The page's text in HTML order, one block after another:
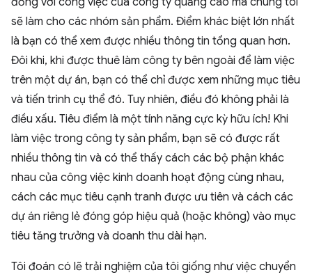
sẽ làm cho các nhóm sản phẩm. Điểm khác biệt lớn nhất
là bạn có thể xem được nhiều thông tin tổng quan hơn.
Đôi khi, khi được thuê làm công ty bên ngoài để làm việc
trên một dự án, bạn có thể chỉ được xem những mục tiêu
và tiến trình cụ thể đó. Tuy nhiên, điều đó không phải là
điều xấu. Tiêu điểm là một tính năng cực kỳ hữu ích! Khi
làm việc trong công ty sản phẩm, bạn sẽ có được rất
nhiều thông tin và có thể thấy cách các bộ phận khác
nhau của công việc kinh doanh hoạt động cùng nhau,
cách các mục tiêu cạnh tranh được ưu tiên và cách các
dự án riêng lẻ đóng góp hiệu quả (hoặc không) vào mục
tiêu tăng trưởng và doanh thu dài hạn.
Tôi đoán có lẽ trải nghiệm của tôi giống như việc chuyển